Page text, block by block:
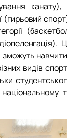
канату),
(гирьовий
зможуть навчити
видів